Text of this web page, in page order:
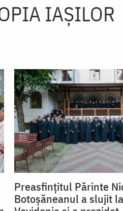
IAŞILOR
Preasfințitul Părinte
Botoșăneanul a slujit